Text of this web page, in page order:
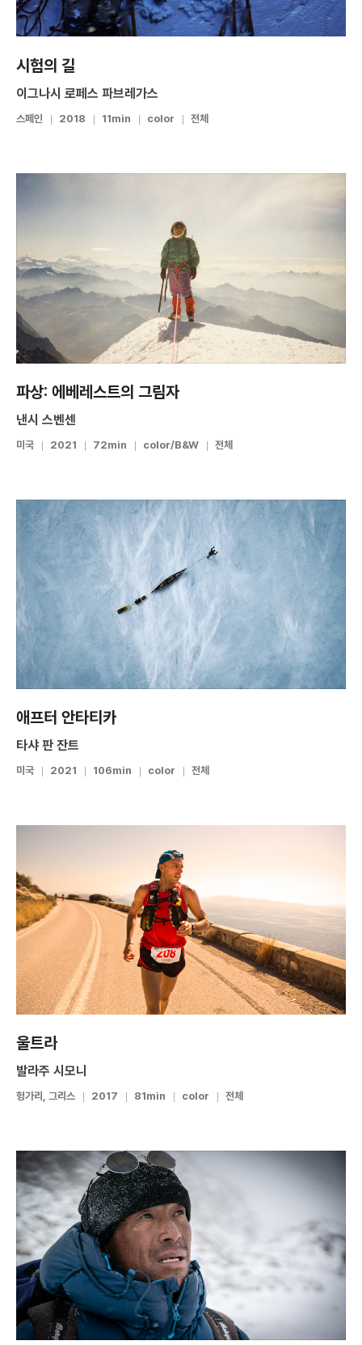
시험의 길
이그나시 로페스 파브레가스
스페인 2018 11min color 전체
파상: 에베레스트의 그림자
낸시 스벤센
미국 2021 72min color/B&W 전체
애프터 안타티카
타샤 판 잔트
미국 2021 106min color 전체
울트라
발라주 시모니
헝가리, 그리스 2017 81min color 전체